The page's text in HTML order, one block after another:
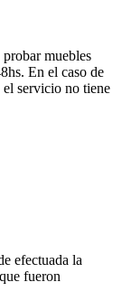
muebles
En el caso de
servicio no tiene
efectuada la
fueron